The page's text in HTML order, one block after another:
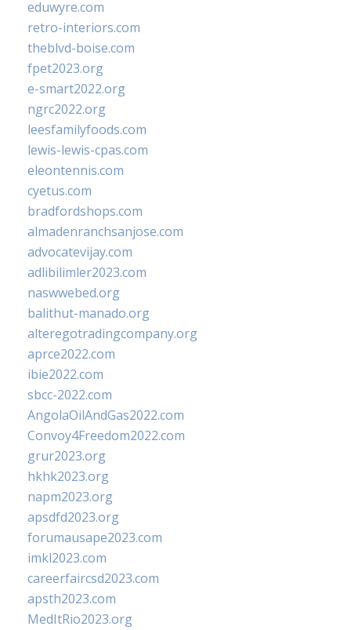
eduwyre.com
retro-interiors.com
theblvd-boise.com
fpet2023.org
e-smart2022.org
ngrc2022.org
leesfamilyfoods.com
lewis-lewis-cpas.com
eleontennis.com
cyetus.com
bradfordshops.com
almadenranchsanjose.com
advocatevijay.com
adlibilimler2023.com
naswwebed.org
balithut-manado.org
alteregotradingcompany.org
aprce2022.com
ibie2022.com
sbcc-2022.com
AngolaOilAndGas2022.com
Convoy4Freedom2022.com
grur2023.org
hkhk2023.org
napm2023.org
apsdfd2023.org
forumausape2023.com
imkl2023.com
careerfaircsd2023.com
apsth2023.com
MedItRio2023.org